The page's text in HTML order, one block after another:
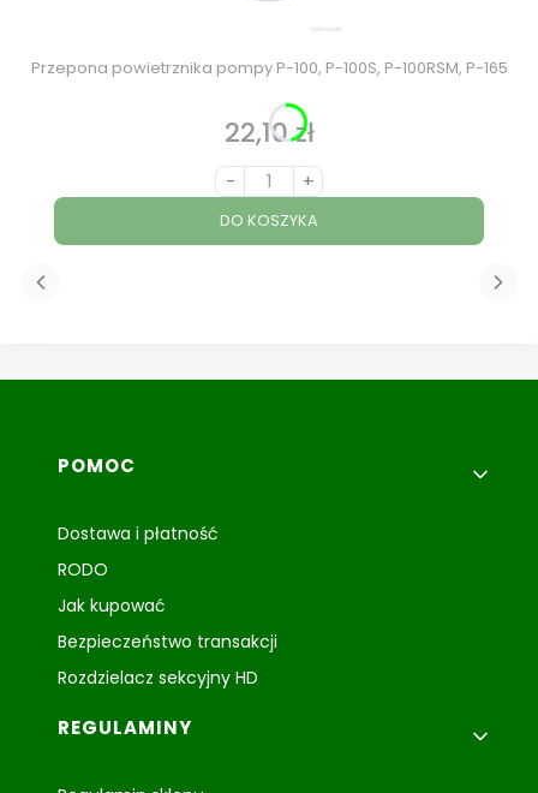
Przepona powietrznika pompy P-100, P-100S, P-100RSM, P-165
Cena
22,10 zł
- +
DO KOSZYKA
Linki w stopce
POMOC
Dostawa i płatność
RODO
Jak kupować
Bezpieczeństwo transakcji
Rozdzielacz sekcyjny HD
REGULAMINY